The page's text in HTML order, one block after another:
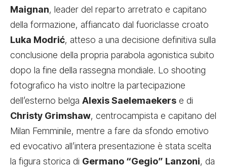
Maignan, leader del reparto arretrato e capitano
della formazione, affiancato dal fuoriclasse croato
Luka Modrić, atteso a una decisione definitiva sulla
conclusione della propria parabola agonistica subito
dopo la fine della rassegna mondiale. Lo shooting
fotografico ha visto inoltre la partecipazione
dell’esterno belga Alexis Saelemaekers e di
Christy Grimshaw, centrocampista e capitano del
Milan Femminile, mentre a fare da sfondo emotivo
ed evocativo all’intera presentazione è stata scelta
la figura storica di Germano “Gegio” Lanzoni, da